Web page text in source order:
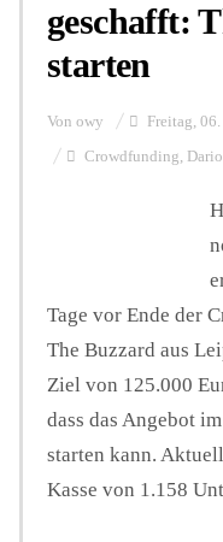
geschafft:
starten
Von owy Freitag,
Crowdfunding,
Tage vor Ende der
The Buzzard aus
Ziel von 125.000
dass das Angebot
starten kann.
Kasse von 1.158